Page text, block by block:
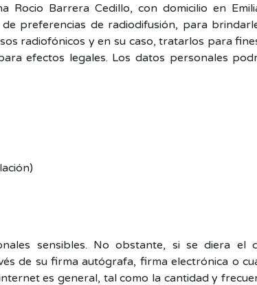
Rocio Barrera Cedillo, con domicilio en
preferencias de radiodifusión, para
radiofónicos y en su caso, tratarlos para
efectos legales. Los datos personales
sensibles. No obstante, si se diera el
de su firma autógrafa, firma electrónica o
es general, tal como la cantidad y